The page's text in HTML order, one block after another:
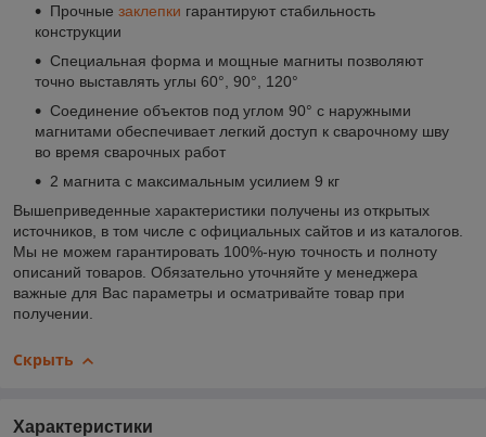
Прочные заклепки гарантируют стабильность
конструкции
Специальная форма и мощные магниты позволяют
точно выставлять углы 60°, 90°, 120°
Соединение объектов под углом 90° с наружными
магнитами обеспечивает легкий доступ к сварочному шву
во время сварочных работ
2 магнита с максимальным усилием 9 кг
Вышеприведенные характеристики получены из открытых
источников, в том числе с официальных сайтов и из каталогов.
Мы не можем гарантировать 100%-ную точность и полноту
описаний товаров. Обязательно уточняйте у менеджера
важные для Вас параметры и осматривайте товар при
получении.
Скрыть
Характеристики